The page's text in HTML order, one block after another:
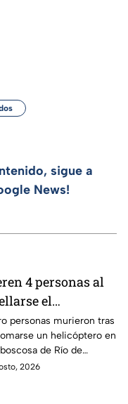
sigue a
News!
4 personas al
el
en el que
en zona
de Río de
personas murieron tras
un helicóptero en
de Río de
el impacto provocó un
2026